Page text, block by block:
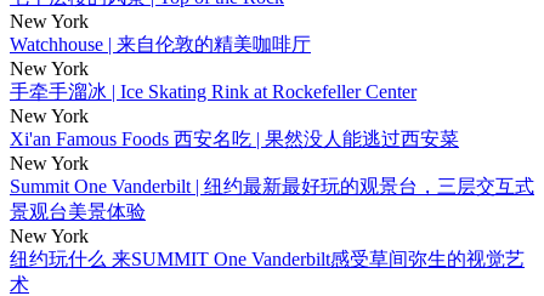
New York
Watchhouse | 来自伦敦的精美咖啡厅
New York
手牵手溜冰 | Ice Skating Rink at Rockefeller Center
New York
Xi'an Famous Foods 西安名吃 | 果然没人能逃过西安菜
New York
Summit One Vanderbilt | 纽约最新最好玩的观景台，三层交互式
景观台美景体验
New York
纽约玩什么 来SUMMIT One Vanderbilt感受草间弥生的视觉艺
术